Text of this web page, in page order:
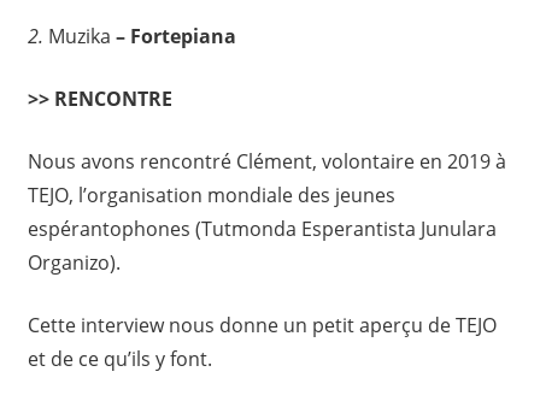
2. Muzika – Fortepiana
>> RENCONTRE
Nous avons rencontré Clément, volontaire en 2019 à
TEJO, l’organisation mondiale des jeunes
espérantophones (Tutmonda Esperantista Junulara
Organizo).
Cette interview nous donne un petit aperçu de TEJO
et de ce qu’ils y font.